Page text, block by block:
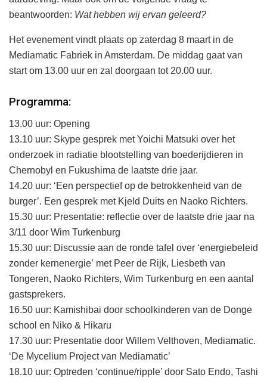
beantwoorden: Wat hebben wij ervan geleerd?
Het evenement vindt plaats op zaterdag 8 maart in de
Mediamatic Fabriek in Amsterdam. De middag gaat van
start om 13.00 uur en zal doorgaan tot 20.00 uur.
Programma:
13.00 uur: Opening
13.10 uur: Skype gesprek met Yoichi Matsuki over het
onderzoek in radiatie blootstelling van boederijdieren in
Chernobyl en Fukushima de laatste drie jaar.
14.20 uur: ‘Een perspectief op de betrokkenheid van de
burger’. Een gesprek met Kjeld Duits en Naoko Richters.
15.30 uur: Presentatie: reflectie over de laatste drie jaar na
3/11 door Wim Turkenburg
15.30 uur: Discussie aan de ronde tafel over ‘energiebeleid
zonder kernenergie’ met Peer de Rijk, Liesbeth van
Tongeren, Naoko Richters, Wim Turkenburg en een aantal
gastsprekers.
16.50 uur: Kamishibai door schoolkinderen van de Donge
school en Niko & Hikaru
17.30 uur: Presentatie door Willem Velthoven, Mediamatic.
‘De Mycelium Project van Mediamatic’
18.10 uur: Optreden ‘continue/ripple’ door Sato Endo, Tashi